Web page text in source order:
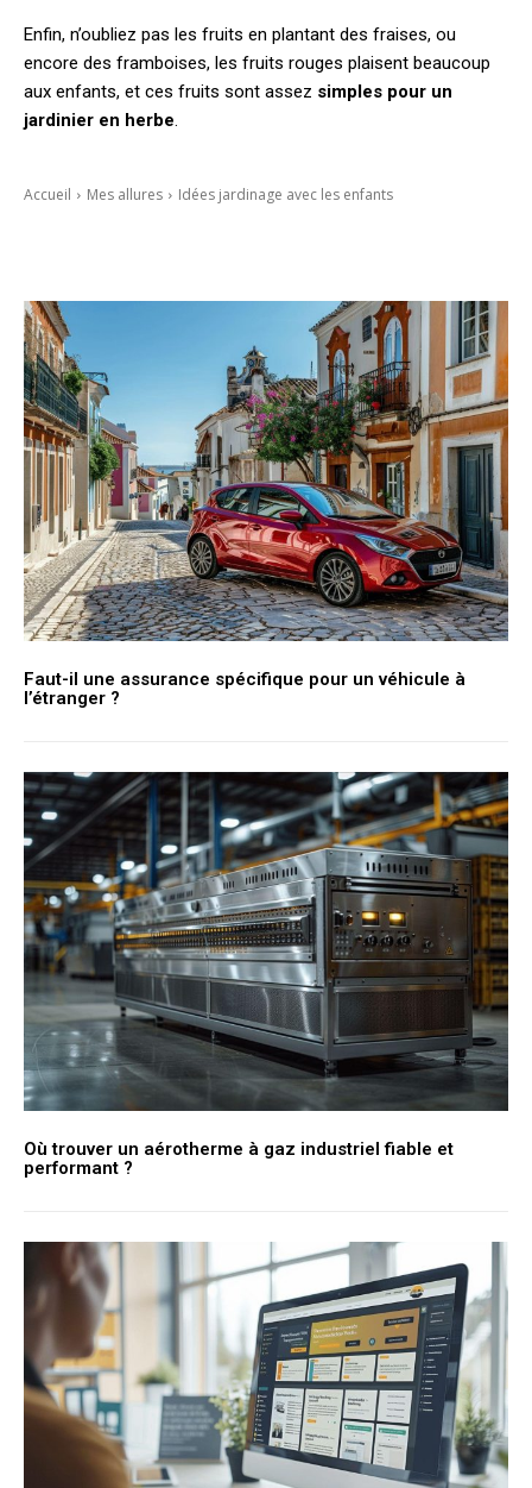
Enfin, n’oubliez pas les fruits en plantant des fraises, ou
encore des framboises, les fruits rouges plaisent beaucoup
aux enfants, et ces fruits sont assez simples pour un
jardinier en herbe.
Accueil Mes allures Idées jardinage avec les enfants
Faut-il une assurance spécifique pour un véhicule à
l’étranger ?
Où trouver un aérotherme à gaz industriel fiable et
performant ?